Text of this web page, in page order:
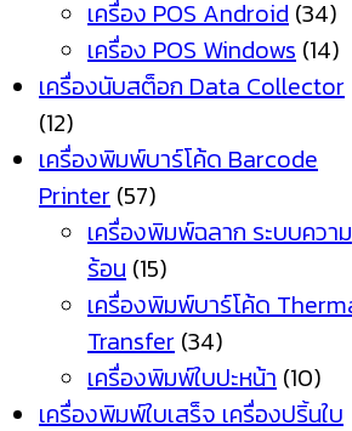
เครื่อง POS Android (34)
เครื่อง POS Windows (14)
เครื่องนับสต็อก Data Collector
(12)
เครื่องพิมพ์บาร์โค้ด Barcode
Printer (57)
เครื่องพิมพ์ฉลาก ระบบความ
ร้อน (15)
เครื่องพิมพ์บาร์โค้ด
Transfer (34)
เครื่องพิมพ์ใบปะหน้า (10)
เครื่องพิมพ์ใบเสร็จ เครื่องปริ้นใบ